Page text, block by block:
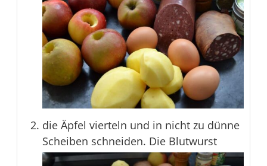
die Äpfel vierteln und in nicht zu dünne
Scheiben schneiden. Die Blutwurst